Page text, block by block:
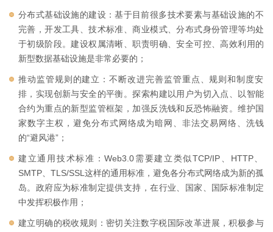
分布式基础设施的建设：基于目前很多技术要素与基础设施的不
完善，开发工具、技术标准、商业模式、分布式身份管理等均处
于初级阶段。建设权属清晰、职责明确、安全可控、高效利用的
新型数据基础设施是非常必要的；
推动监管规则的建立：不断改进完善监管重点、规则和制度安
排，实现创新与安全的平衡。探索构建以用户为切入点、以智能
合约为重点的新型监管框架，加强反洗钱和反恐怖融资。维护国
家数字主权，避免分布式网络成为暗网、非法交易网络、洗钱
的“避风港”；
建立通用技术标准：Web3.0需要建立类似TCP/IP、HTTP、
SMTP、TLS/SSL这样的通用标准，避免各分布式网络成为新的孤
岛。政府应为标准制定提供支持，在行业、国家、国际标准制定
中发挥积极作用；
建立明确的税收规则：密切关注数字税国际改革进展，积极参与